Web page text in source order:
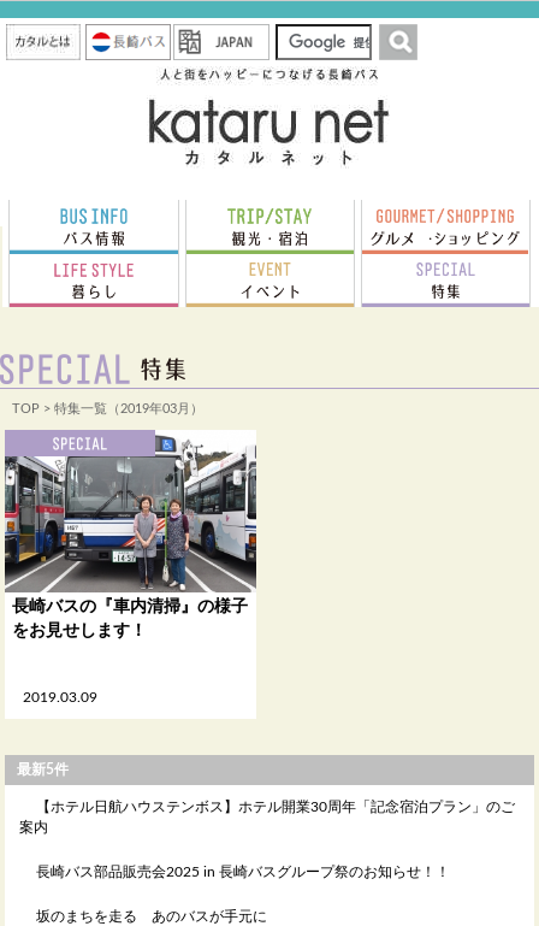
TOP > 特集一覧（2019年03月）
2019.03.09
長崎バスの『車内清掃』の様子
をお見せします！
最新5件
【ホテル日航ハウステンボス】ホテル開業30周年「記念宿泊プラン」のご
案内
長崎バス部品販売会2025 in 長崎バスグループ祭のお知らせ！！
坂のまちを走る あのバスが手元に